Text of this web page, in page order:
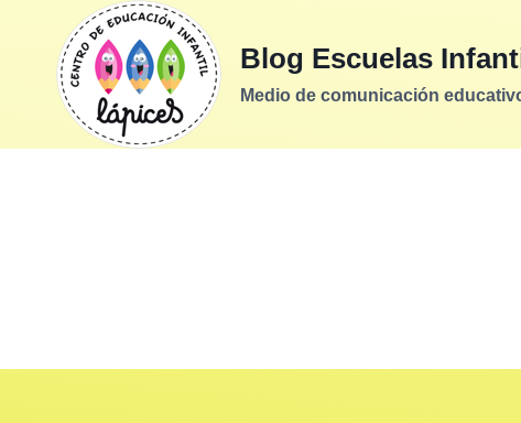
contenido
Blog Escuelas
Medio de comunicación